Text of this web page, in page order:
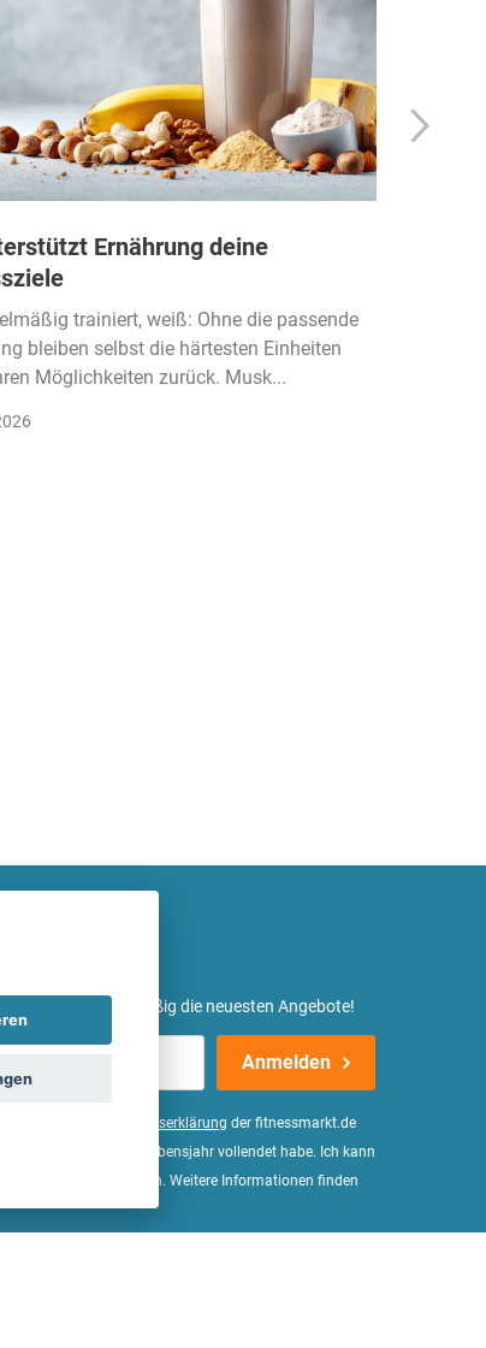
Ernährung deine
trainiert, weiß: Ohne die passende
bleiben selbst die härtesten Einheiten
Möglichkeiten zurück. Musk...
erhalte regelmäßig die neuesten Angebote!
Anmelden
wie in der Einwilligungserklärung der fitnessmarkt.de
dass ich das 16. Lebensjahr vollendet habe. Ich kann
die Zukunft widerrufen. Weitere Informationen finden